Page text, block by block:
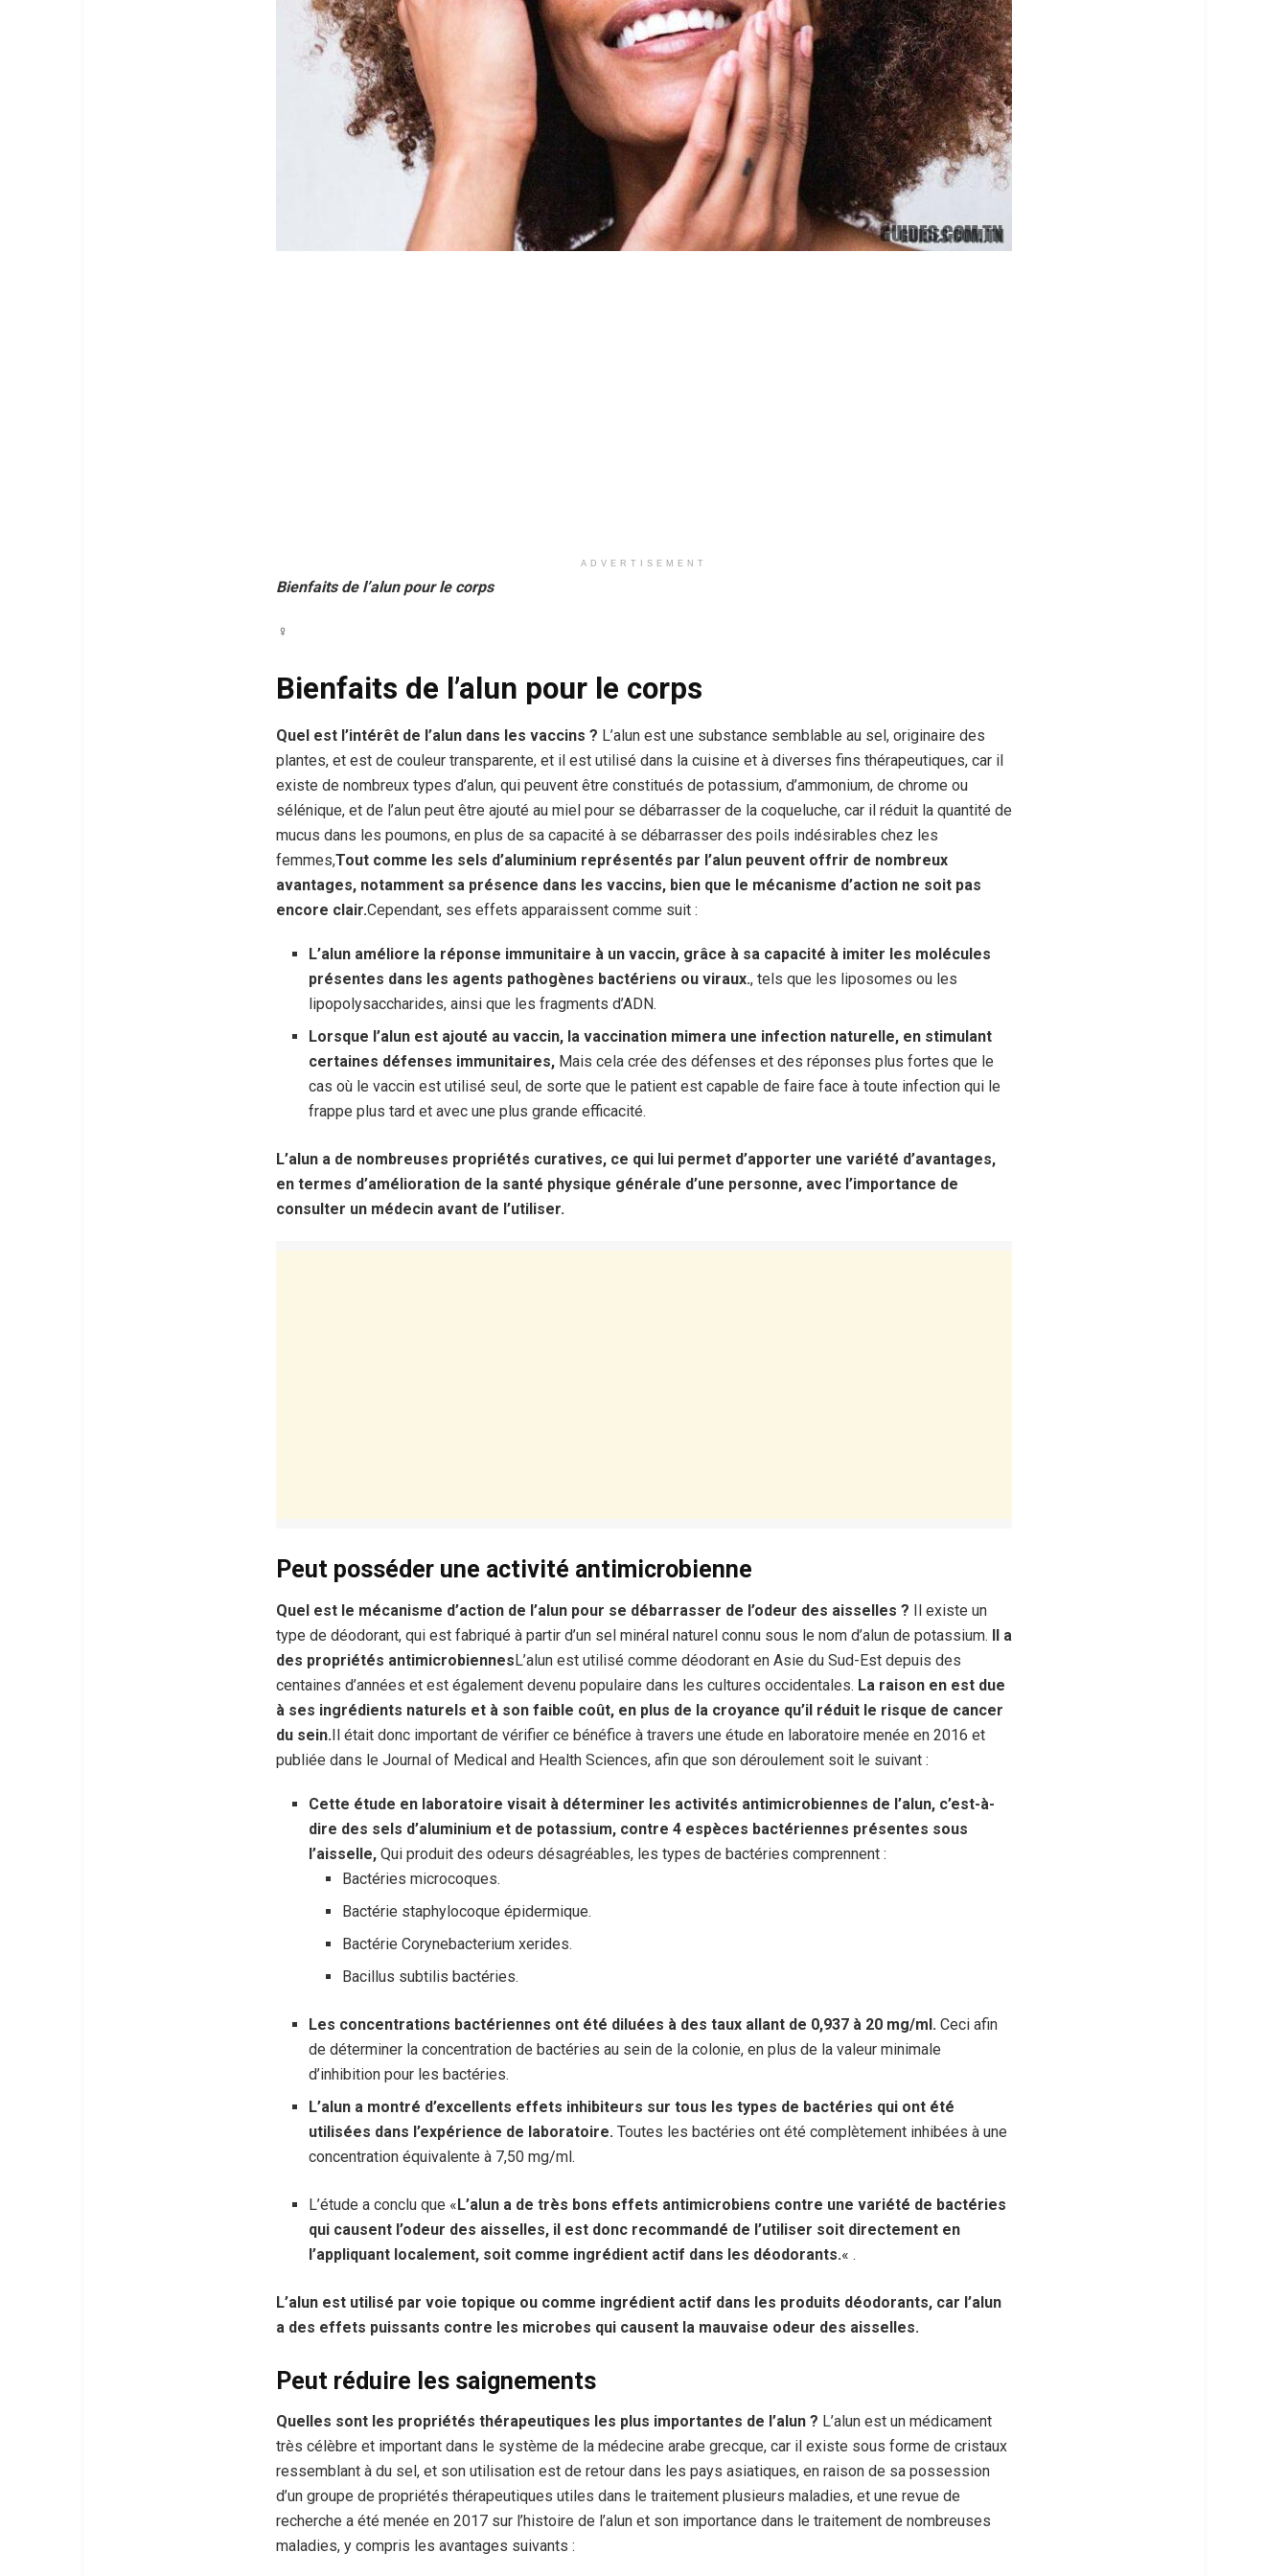
ADVERTISEMENT
Bienfaits de l’alun pour le corps
♀
Bienfaits de l’alun pour le corps
Quel est l’intérêt de l’alun dans les vaccins ? L’alun est une substance semblable au sel, originaire des
plantes, et est de couleur transparente, et il est utilisé dans la cuisine et à diverses fins thérapeutiques, car il
existe de nombreux types d’alun, qui peuvent être constitués de potassium, d’ammonium, de chrome ou
sélénique, et de l’alun peut être ajouté au miel pour se débarrasser de la coqueluche, car il réduit la quantité de
mucus dans les poumons, en plus de sa capacité à se débarrasser des poils indésirables chez les
femmes,Tout comme les sels d’aluminium représentés par l’alun peuvent offrir de nombreux
avantages, notamment sa présence dans les vaccins, bien que le mécanisme d’action ne soit pas
encore clair.Cependant, ses effets apparaissent comme suit :
L’alun améliore la réponse immunitaire à un vaccin, grâce à sa capacité à imiter les molécules
présentes dans les agents pathogènes bactériens ou viraux., tels que les liposomes ou les
lipopolysaccharides, ainsi que les fragments d’ADN.
Lorsque l’alun est ajouté au vaccin, la vaccination mimera une infection naturelle, en stimulant
certaines défenses immunitaires, Mais cela crée des défenses et des réponses plus fortes que le
cas où le vaccin est utilisé seul, de sorte que le patient est capable de faire face à toute infection qui le
frappe plus tard et avec une plus grande efficacité.
L’alun a de nombreuses propriétés curatives, ce qui lui permet d’apporter une variété d’avantages,
en termes d’amélioration de la santé physique générale d’une personne, avec l’importance de
consulter un médecin avant de l’utiliser.
Peut posséder une activité antimicrobienne
Quel est le mécanisme d’action de l’alun pour se débarrasser de l’odeur des aisselles ? Il existe un
type de déodorant, qui est fabriqué à partir d’un sel minéral naturel connu sous le nom d’alun de potassium. Il a
des propriétés antimicrobiennesL’alun est utilisé comme déodorant en Asie du Sud-Est depuis des
centaines d’années et est également devenu populaire dans les cultures occidentales. La raison en est due
à ses ingrédients naturels et à son faible coût, en plus de la croyance qu’il réduit le risque de cancer
du sein.Il était donc important de vérifier ce bénéfice à travers une étude en laboratoire menée en 2016 et
publiée dans le Journal of Medical and Health Sciences, afin que son déroulement soit le suivant :
Cette étude en laboratoire visait à déterminer les activités antimicrobiennes de l’alun, c’est-à-
dire des sels d’aluminium et de potassium, contre 4 espèces bactériennes présentes sous
l’aisselle,Qui produit des odeurs désagréables, les types de bactéries comprennent :
Bactéries microcoques.
Bactérie staphylocoque épidermique.
Bactérie Corynebacterium xerides.
Bacillus subtilis bactéries.
Les concentrations bactériennes ont été diluées à des taux allant de 0,937 à 20 mg/ml. Ceci afin
de déterminer la concentration de bactéries au sein de la colonie, en plus de la valeur minimale
d’inhibition pour les bactéries.
L’alun a montré d’excellents effets inhibiteurs sur tous les types de bactéries qui ont été
utilisées dans l’expérience de laboratoire. Toutes les bactéries ont été complètement inhibées à une
concentration équivalente à 7,50 mg/ml.
L’étude a conclu que «L’alun a de très bons effets antimicrobiens contre une variété de bactéries
qui causent l’odeur des aisselles, il est donc recommandé de l’utiliser soit directement en
l’appliquant localement, soit comme ingrédient actif dans les déodorants.« .
L’alun est utilisé par voie topique ou comme ingrédient actif dans les produits déodorants, car l’alun
a des effets puissants contre les microbes qui causent la mauvaise odeur des aisselles.
Peut réduire les saignements
Quelles sont les propriétés thérapeutiques les plus importantes de l’alun ? L’alun est un médicament
très célèbre et important dans le système de la médecine arabe grecque, car il existe sous forme de cristaux
ressemblant à du sel, et son utilisation est de retour dans les pays asiatiques, en raison de sa possession
d’un groupe de propriétés thérapeutiques utiles dans le traitement plusieurs maladies, et une revue de
recherche a été menée en 2017 sur l’histoire de l’alun et son importance dans le traitement de nombreuses
maladies, y compris les avantages suivants :